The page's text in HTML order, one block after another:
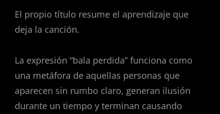
El propio título resume el aprendizaje que
deja la canción.
La expresión “bala perdida” funciona como
una metáfora de aquellas personas que
aparecen sin rumbo claro, generan ilusión
durante un tiempo y terminan causando